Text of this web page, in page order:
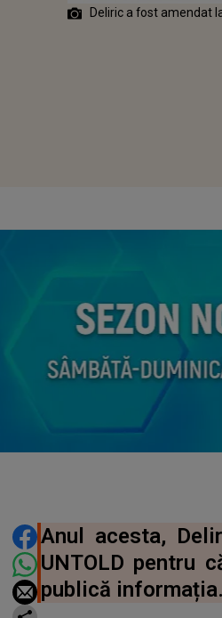
Deliric a fost amendat
DISTRIBUIE
Anul acesta,
UNTOLD pentru
publică informația.